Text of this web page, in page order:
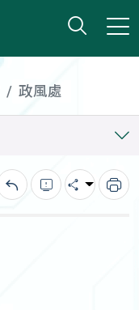
打開
小版
政風處
回上一頁錯誤回報
分享 列